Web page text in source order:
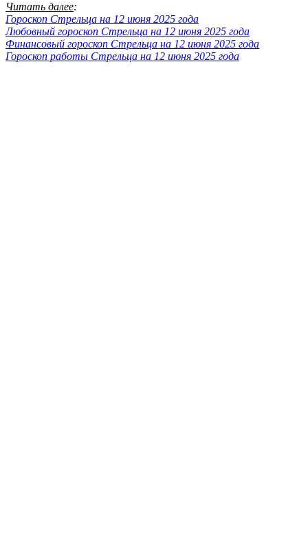
Читать далее:
Гороскоп Стрельца на 12 июня 2025 года
Любовный гороскоп Стрельца на 12 июня 2025 года
Финансовый гороскоп Стрельца на 12 июня 2025 года
Гороскоп работы Стрельца на 12 июня 2025 года